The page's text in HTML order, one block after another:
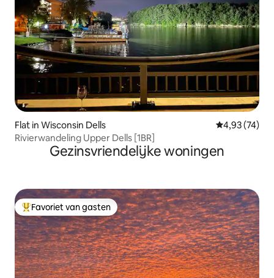
Flat in Wisconsin Dells Gemiddelde
4,93 (74)
Rivierwandeling Upper Dells [1BR]
Gezinsvriendelijke woningen
Topfavoriet van gasten
Favoriet van gasten